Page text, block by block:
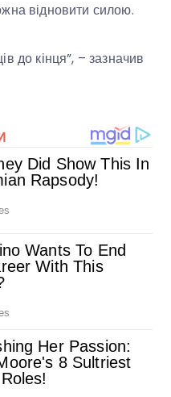
відновити силою.
до кінця”, – зазначив